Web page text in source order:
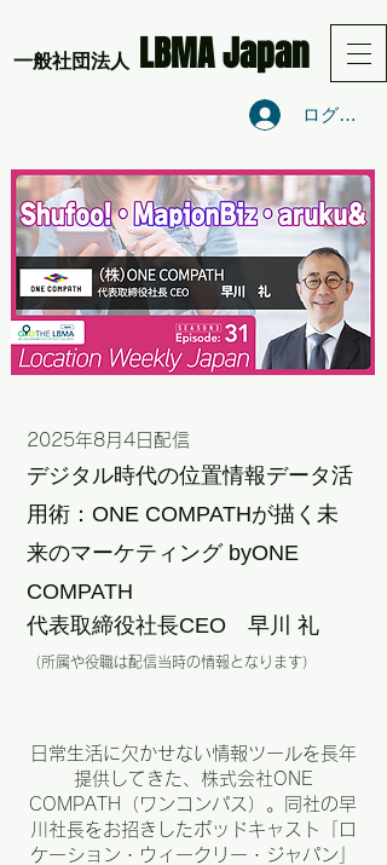
​一般社団法人 LBMA Japan
ログイン
2025年8月4 日配信
デジタル時代の位置情報データ活
用術：ONE COMPATHが描く未
来のマーケティング byONE
COMPATH
代表取締役社長CEO 早川 礼
（所属や役職は配信当時の情報となります）
日常生活に欠かせない情報ツールを長年
提供してきた、株式会社ONE
COMPATH（ワンコンパス）。同社の早
川社長をお招きしたポッドキャスト「ロ
ケーション・ウィークリー・ジャパン」